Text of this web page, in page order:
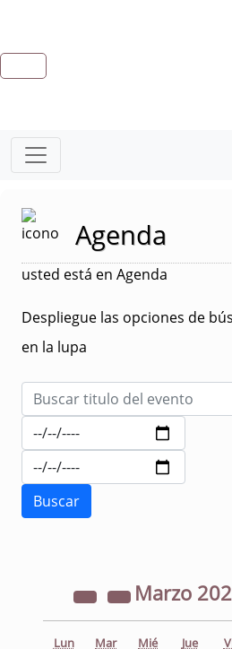
Agenda
usted está en Agenda
Despliegue las opciones de
en la lupa
Marzo
Lun Mar Mié Jue